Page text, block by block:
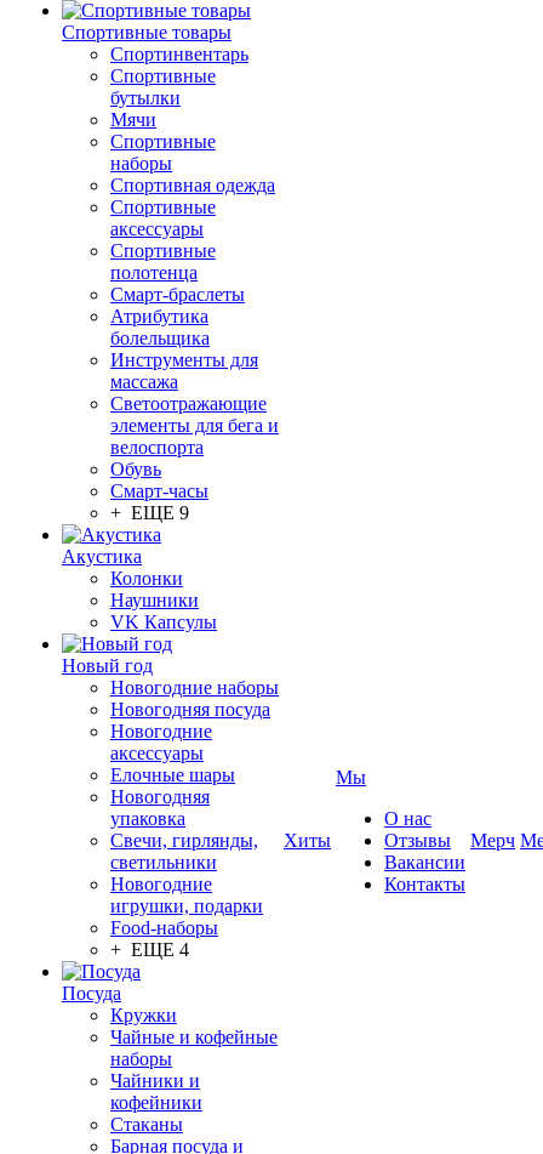
Спортивные товары
Спортинвентарь
Спортивные
бутылки
Мячи
Спортивные
наборы
Спортивная одежда
Спортивные
аксессуары
Спортивные
полотенца
Смарт-браслеты
Атрибутика
болельщика
Инструменты для
массажа
Светоотражающие
элементы для бега и
велоспорта
Обувь
Смарт-часы
+ ЕЩЕ 9
Акустика
Колонки
Наушники
VK Капсулы
Новый год
Новогодние наборы
Новогодняя посуда
Новогодние
аксессуары
Елочные шары
Новогодняя
упаковка
Свечи, гирлянды,
светильники
Новогодние
игрушки, подарки
Food-наборы
+ ЕЩЕ 4
Посуда
Кружки
Чайные и кофейные
наборы
Чайники и
кофейники
Стаканы
Барная посуда и
Хиты
Мы
О нас
Отзывы
Вакансии
Контакты
Мерч